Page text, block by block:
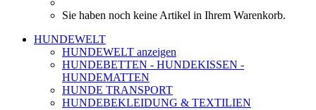
Sie haben noch keine Artikel in Ihrem Warenkorb.
HUNDEWELT
HUNDEWELT anzeigen
HUNDEBETTEN - HUNDEKISSEN -
HUNDEMATTEN
HUNDE TRANSPORT
HUNDEBEKLEIDUNG & TEXTILIEN